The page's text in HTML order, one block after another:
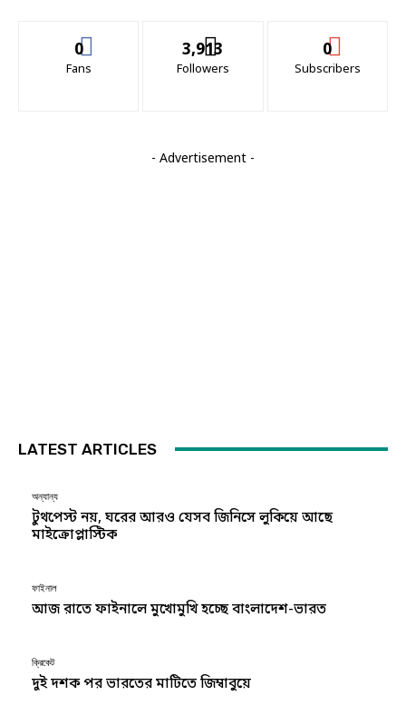
0
Fans
3,913
Followers
0
Subscribers
- Advertisement -
LATEST ARTICLES
অন্যান্য
টুথপেস্ট নয়, ঘরের আরও যেসব জিনিসে লুকিয়ে আছে
মাইক্রোপ্লাস্টিক
ফাইনাল
আজ রাতে ফাইনালে মুখোমুখি হচ্ছে বাংলাদেশ-ভারত
ক্রিকেট
দুই দশক পর ভারতের মাটিতে জিম্বাবুয়ে